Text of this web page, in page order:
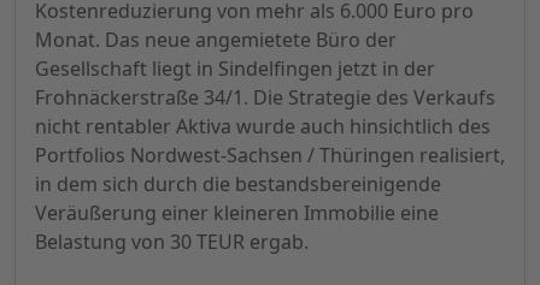
Kostenreduzierung von mehr als 6.000 Euro pro
Monat. Das neue angemietete Büro der
Gesellschaft liegt in Sindelfingen jetzt in der
Frohnäckerstraße 34/1. Die Strategie des Verkaufs
nicht rentabler Aktiva wurde auch hinsichtlich des
Portfolios Nordwest-Sachsen / Thüringen realisiert,
in dem sich durch die bestandsbereinigende
Veräußerung einer kleineren Immobilie eine
Belastung von 30 TEUR ergab.